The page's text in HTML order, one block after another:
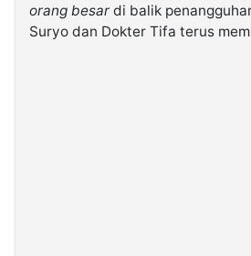
Kabarbaru.co
2026
orang besar di balik
Suryo dan Dokter Tifa terus